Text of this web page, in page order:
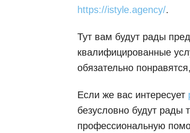
https://istyle.agency/.
Тут вам будут рады
квалифицированные
обязательно
Если же вас интересует
безусловно будут рады
профессиональную